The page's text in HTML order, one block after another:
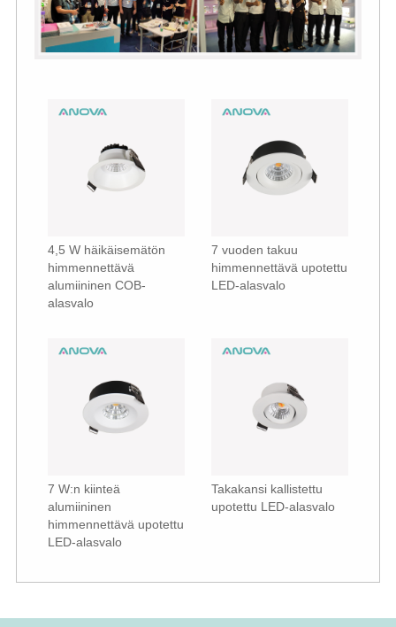
4,5 W häikäisemätön
himmennettävä
alumiininen COB-
alasvalo
7 vuoden takuu
himmennettävä upotettu
LED-alasvalo
7 W:n kiinteä
alumiininen
himmennettävä upotettu
LED-alasvalo
Takakansi kallistettu
upotettu LED-alasvalo